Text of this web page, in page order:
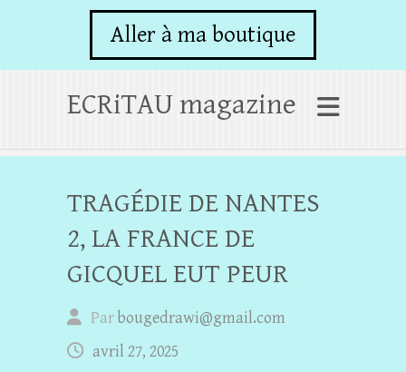
Aller à ma boutique
ECRiTAU magazine
TRAGÉDIE DE NANTES
2, LA FRANCE DE
GICQUEL EUT PEUR
Parbougedrawi@gmail.com
avril 27, 2025